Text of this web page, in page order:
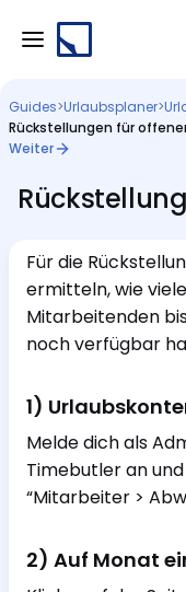
Guides>Urlaubsplaner>
Rückstellungen für
Weiter
Für die
ermitteln, wie
Mitarbeitenden
noch verfügbar
1)
Melde dich als
Timebutler an
“Mitarbeiter >
2) Auf Monat